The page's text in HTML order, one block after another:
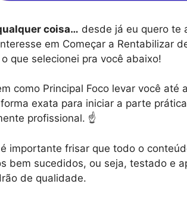
coisa… desde já eu quero te
em Começar a Rentabilizar
que selecionei pra você abaixo!
como Principal Foco levar você até
exata para iniciar a parte
profissional. ☝️
importante frisar que todo o
bem sucedidos, ou seja, testado e
de qualidade.